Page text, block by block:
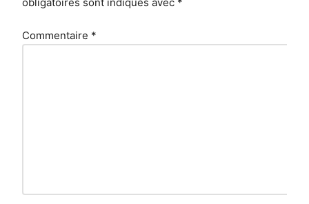
Commentaire *